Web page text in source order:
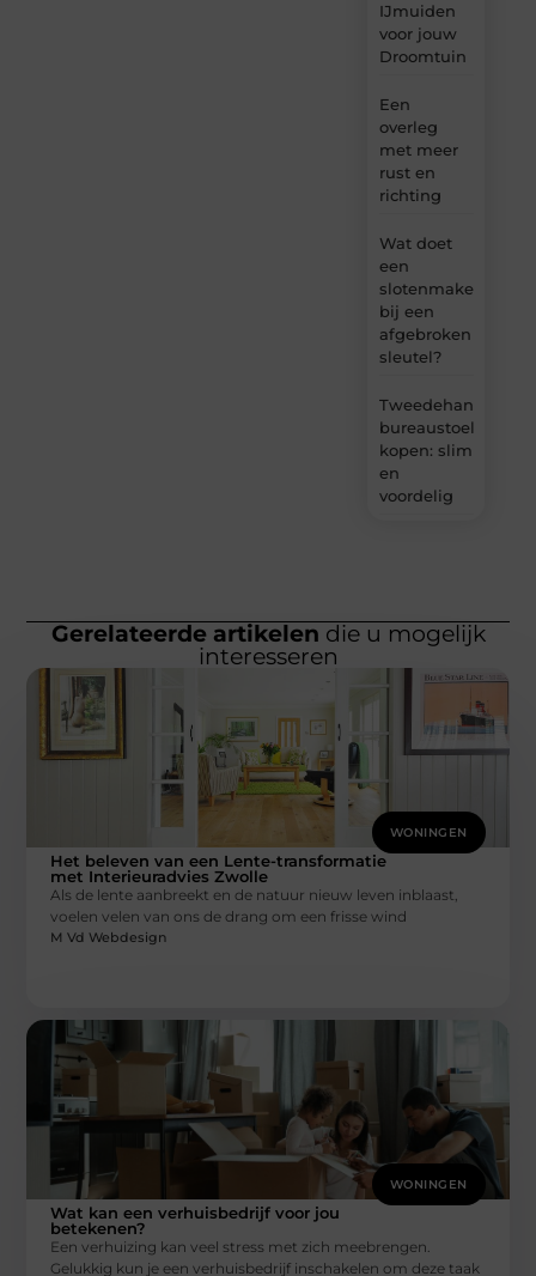
IJmuiden
voor jouw
Droomtuin
Een
overleg
met meer
rust en
richting
Wat doet
een
slotenmaker
bij een
afgebroken
sleutel?
Tweedehands
bureaustoel
kopen: slim
en
voordelig
Gerelateerde artikelen die u mogelijk
interesseren
WONINGEN
Het beleven van een Lente-transformatie
met Interieuradvies Zwolle
Als de lente aanbreekt en de natuur nieuw leven inblaast,
voelen velen van ons de drang om een frisse wind
M Vd Webdesign
WONINGEN
Wat kan een verhuisbedrijf voor jou
betekenen?
Een verhuizing kan veel stress met zich meebrengen.
Gelukkig kun je een verhuisbedrijf inschakelen om deze taak